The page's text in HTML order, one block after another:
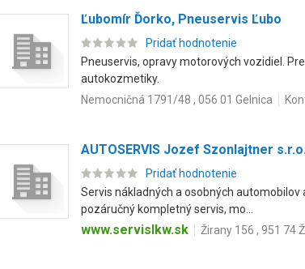
Ľubomír Ďorko, Pneuservis Ľubo
Pridať hodnotenie
Pneuservis, opravy motorových vozidiel.
autokozmetiky.
Nemocničná 1791/48 , 056 01 Gelnica
AUTOSERVIS Jozef Szonlajtner
Pridať hodnotenie
Servis nákladných a osobných automobilov
pozáručný kompletný servis, mo...
www.servislkw.sk Žirany 156 , 951 74